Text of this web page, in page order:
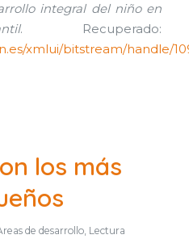
integral del niño en
. Recuperado:
xmlui/bitstream/handle/
los más
de desarrollo, Lectura